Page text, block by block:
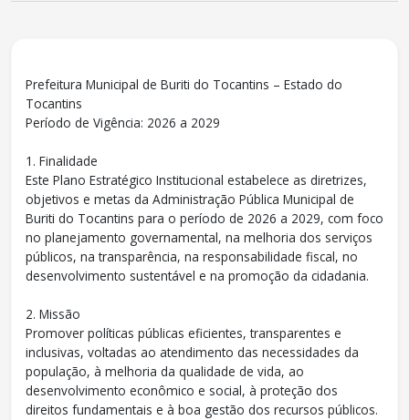
Prefeitura Municipal de Buriti do Tocantins – Estado do
Tocantins
Período de Vigência: 2026 a 2029
1. Finalidade
Este Plano Estratégico Institucional estabelece as diretrizes,
objetivos e metas da Administração Pública Municipal de
Buriti do Tocantins para o período de 2026 a 2029, com foco
no planejamento governamental, na melhoria dos serviços
públicos, na transparência, na responsabilidade fiscal, no
desenvolvimento sustentável e na promoção da cidadania.
2. Missão
Promover políticas públicas eficientes, transparentes e
inclusivas, voltadas ao atendimento das necessidades da
população, à melhoria da qualidade de vida, ao
desenvolvimento econômico e social, à proteção dos
direitos fundamentais e à boa gestão dos recursos públicos.